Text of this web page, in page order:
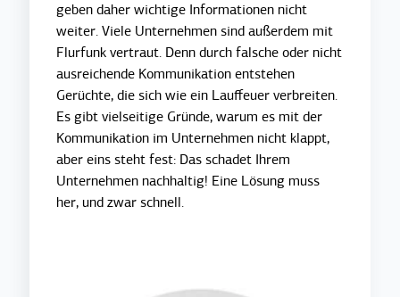
geben daher wichtige Informationen nicht
weiter. Viele Unternehmen sind außerdem mit
Flurfunk vertraut. Denn durch falsche oder nicht
ausreichende Kommunikation entstehen
Gerüchte, die sich wie ein Lauffeuer verbreiten.
Es gibt vielseitige Gründe, warum es mit der
Kommunikation im Unternehmen nicht klappt,
aber eins steht fest: Das schadet Ihrem
Unternehmen nachhaltig! Eine Lösung muss
her, und zwar schnell.